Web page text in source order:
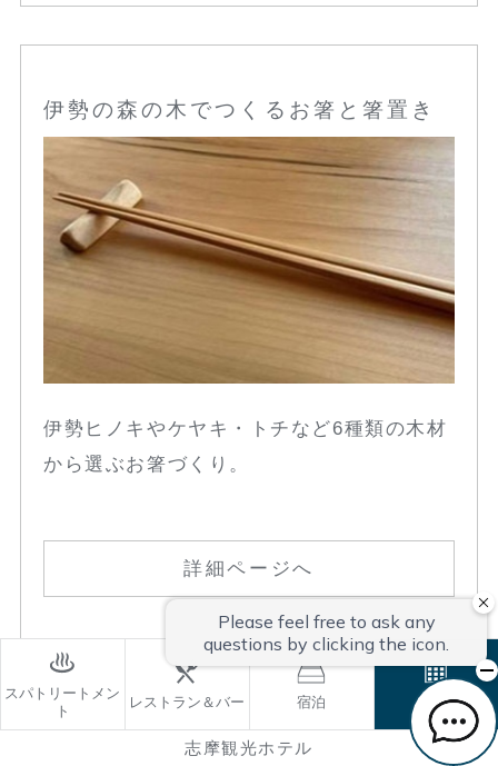
伊勢の森の木でつくるお箸と箸置き
伊勢ヒノキやケヤキ・トチなど6種類の木材
から選ぶお箸づくり。
詳細ページへ
伊勢ひのきのミニ干支づくり
スパトリートメン
ト
レストラン＆バー 宿泊 ご予約
志摩観光ホテル